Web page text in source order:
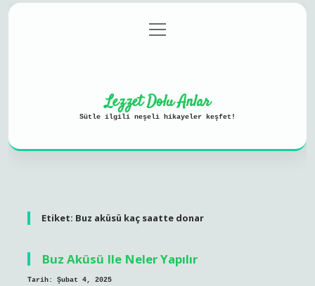
Gizlilik Politikası
menüyü
aç
Lezzet Dolu Anlar
Sütle ilgili neşeli hikayeler keşfet!
Etiket: Buz aküsü kaç saatte donar
Buz Aküsü Ile Neler Yapılır
Tarih: Şubat 4, 2025